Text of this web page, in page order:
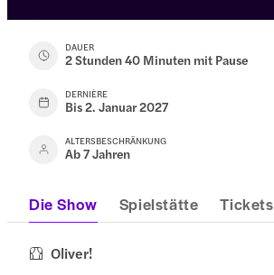
DAUER
2 Stunden 40 Minuten mit Pause
DERNIÈRE
Bis 2. Januar 2027
ALTERSBESCHRÄNKUNG
Ab 7 Jahren
Die Show Spielstätte Tickets
Oliver!